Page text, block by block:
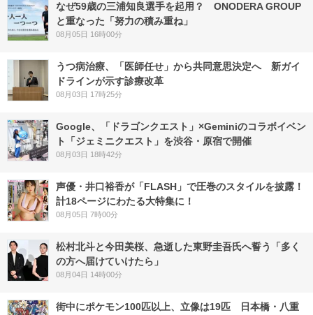
なぜ59歳の三浦知良選手を起用？ ONODERA GROUP
と重なった「努力の積み重ね」
08月05日 16時00分
うつ病治療、「医師任せ」から共同意思決定へ 新ガイ
ドラインが示す診療改革
08月03日 17時25分
Google、「ドラゴンクエスト」×Geminiのコラボイベン
ト「ジェミニクエスト」を渋谷・原宿で開催
08月03日 18時42分
声優・井口裕香が「FLASH」で圧巻のスタイルを披露！
計18ページにわたる大特集に！
08月05日 7時00分
松村北斗と今田美桜、急逝した東野圭吾氏へ誓う「多く
の方へ届けていけたら」
08月04日 14時00分
街中にポケモン100匹以上、立像は19匹 日本橋・八重